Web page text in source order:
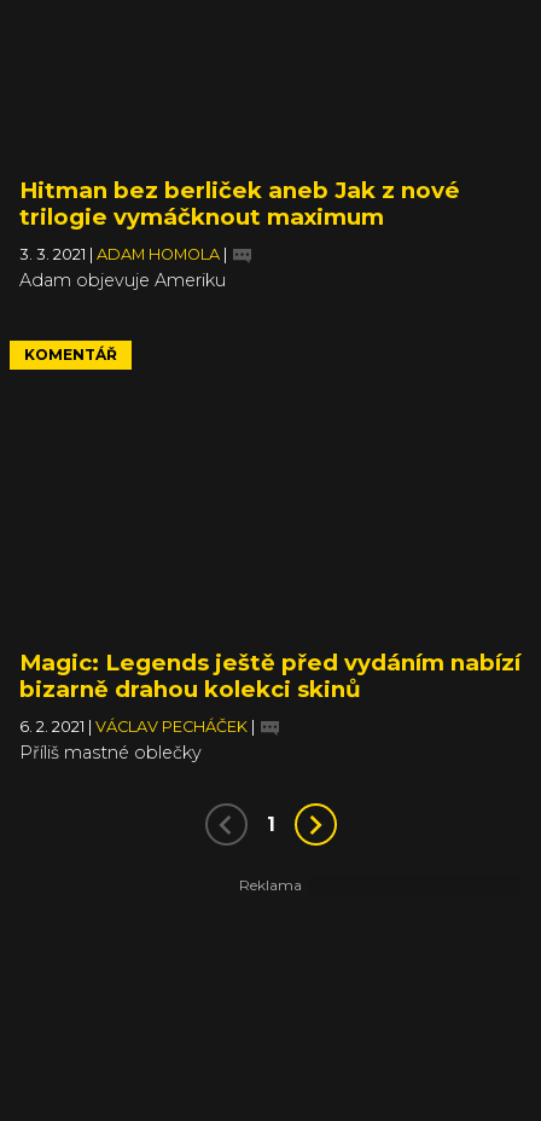
Hitman bez berliček aneb Jak z nové
trilogie vymáčknout maximum
3. 3. 2021 ADAM HOMOLA
Adam objevuje Ameriku
KOMENTÁŘ
Magic: Legends ještě před vydáním nabízí
bizarně drahou kolekci skinů
6. 2. 2021 VÁCLAV PECHÁČEK
Příliš mastné oblečky
1